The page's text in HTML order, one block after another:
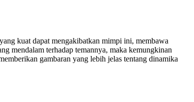
kuat dapat mengakibatkan mimpi ini, membawa
mendalam terhadap temannya, maka kemungkinan
gambaran yang lebih jelas tentang dinamika